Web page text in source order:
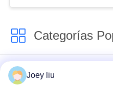
Categorías
Conector circular
Joey liu